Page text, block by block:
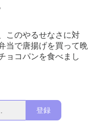
このやるせなさに対
当で唐揚げを買って晩
ョコパンを食べまし
登録